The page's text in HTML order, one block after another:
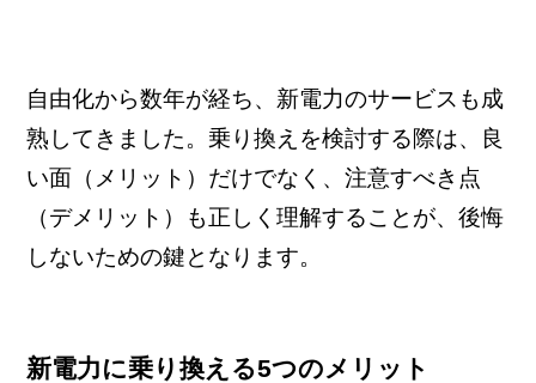
自由化から数年が経ち、新電力のサービスも成
熟してきました。乗り換えを検討する際は、良
い面（メリット）だけでなく、注意すべき点
（デメリット）も正しく理解することが、後悔
しないための鍵となります。
新電力に乗り換える5つのメリット